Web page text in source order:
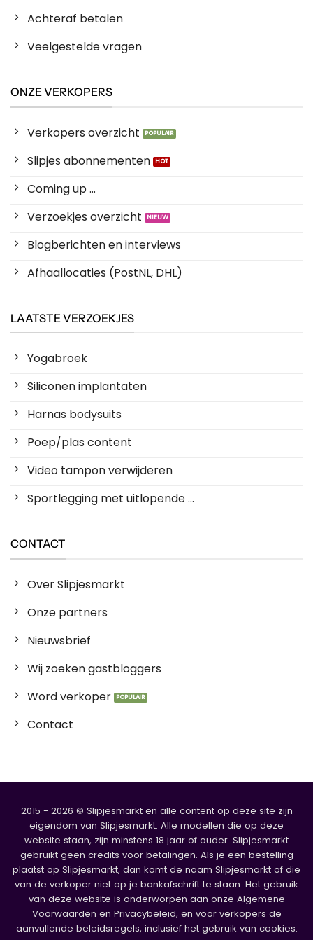
Achteraf betalen
Veelgestelde vragen
ONZE VERKOPERS
Verkopers overzicht
Slipjes abonnementen
Coming up ...
Verzoekjes overzicht
Blogberichten en interviews
Afhaallocaties (PostNL, DHL)
LAATSTE VERZOEKJES
Yogabroek
Siliconen implantaten
Harnas bodysuits
Poep/plas content
Video tampon verwijderen
Sportlegging met uitlopende ...
CONTACT
Over Slipjesmarkt
Onze partners
Nieuwsbrief
Wij zoeken gastbloggers
Word verkoper
Contact
2015 - 2026 © Slipjesmarkt en alle content op deze site zijn
eigendom van Slipjesmarkt. Alle modellen die op deze
website staan, zijn minstens 18 jaar of ouder. Slipjesmarkt
gebruikt geen credits voor betalingen. Als je een bestelling
plaatst op Slipjesmarkt, dan komt de naam Slipjesmarkt of die
van de verkoper niet op je bankafschrift te staan. Het gebruik
van deze website is onderworpen aan onze Algemene
Voorwaarden en Privacybeleid, en voor verkopers de
aanvullende beleidsregels, inclusief het gebruik van cookies.